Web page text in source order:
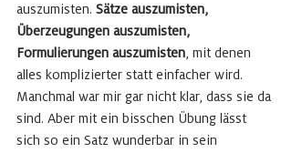
auszumisten. Sätze auszumisten,
Überzeugungen auszumisten,
Formulierungen auszumisten, mit denen
alles komplizierter statt einfacher wird.
Manchmal war mir gar nicht klar, dass sie da
sind. Aber mit ein bisschen Übung lässt
sich so ein Satz wunderbar in sein